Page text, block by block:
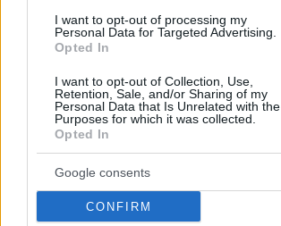
I want to opt-out of processing my
Personal Data for Targeted Advertising.
Opted In
I want to opt-out of Collection, Use,
Retention, Sale, and/or Sharing of my
Personal Data that Is Unrelated with the
Purposes for which it was collected.
Opted In
Google consents
CONFIRM
Βρήκαμε το ρόφημα που θα
πίνεις όλο το καλοκαίρι στα
Starbucks
Πλαζ Βάρκιζας: Ξεμπλοκάρει η
επένδυση των 15 εκατ. – Η νέα
εποχή για την ιστορική πλαζ της